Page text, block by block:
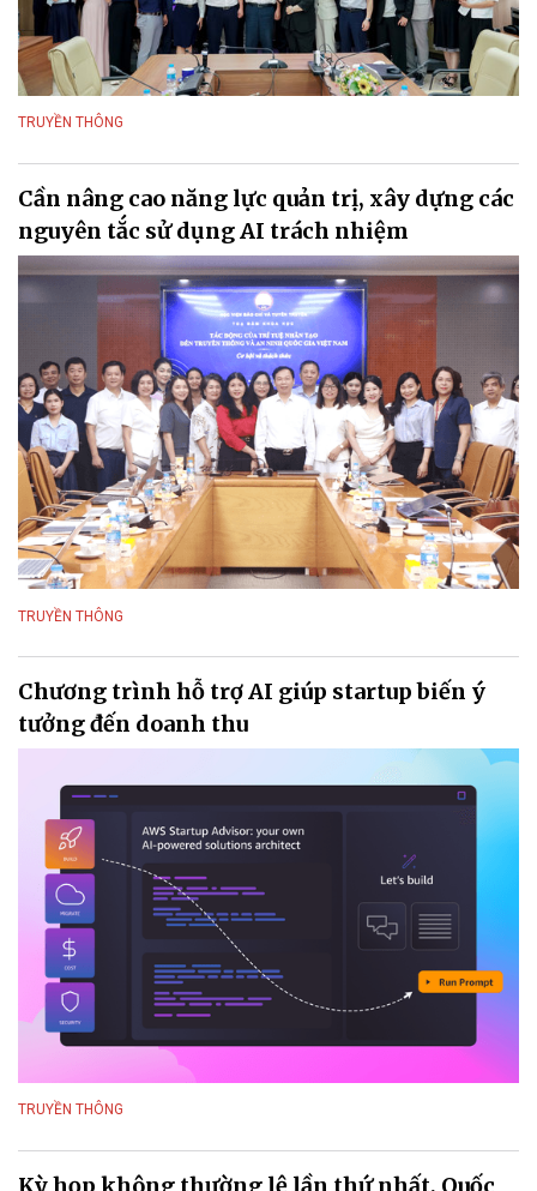
TRUYỀN THÔNG
Cần nâng cao năng lực quản trị, xây dựng các
nguyên tắc sử dụng AI trách nhiệm
TRUYỀN THÔNG
Chương trình hỗ trợ AI giúp startup biến ý
tưởng đến doanh thu
TRUYỀN THÔNG